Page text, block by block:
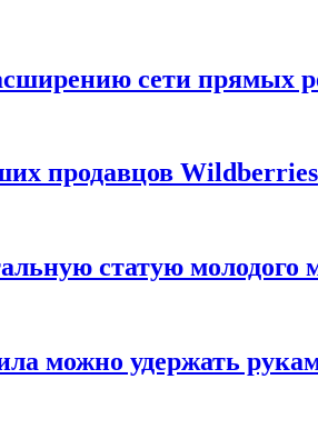
сети прямых
продавцов Wildberries
статую
можно удержать